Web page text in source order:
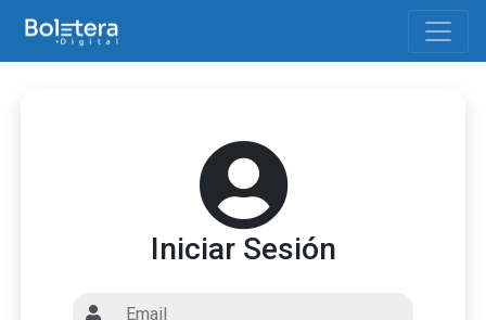
Iniciar Sesión